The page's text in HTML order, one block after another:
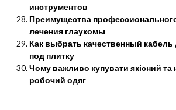
инструментов
Преимущества
лечения глаукомы
Как выбрать качественный кабель
под плитку
Чому важливо купувати якісний та
робочий одяг